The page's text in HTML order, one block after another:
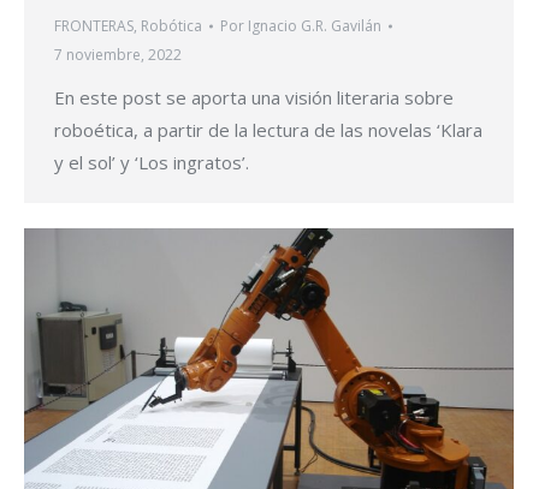
FRONTERAS, Robótica Por Ignacio G.R. Gavilán
7 noviembre, 2022
En este post se aporta una visión literaria sobre
roboética, a partir de la lectura de las novelas ‘Klara
y el sol’ y ‘Los ingratos’.